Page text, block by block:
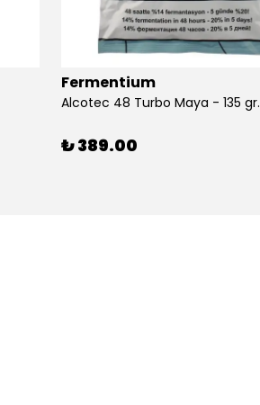
Fermentium
Alcotec 48 Turbo Maya - 135 gr.
₺ 389.00